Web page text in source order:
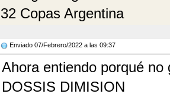
32 Copas Argentina
Enviado 07/Febrero/2022 a las 09:37
Ahora entiendo porqué no
DOSSIS DIMISION